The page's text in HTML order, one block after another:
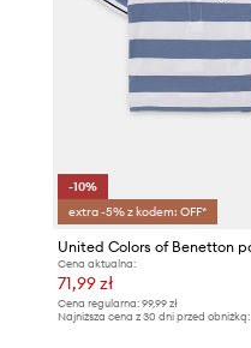
-10%
extra -5% z kodem: OFF*
Cena aktualna:
71,99 zł
Cena regularna: 99,99 zł
Najniższa cena z 30 dni przed obniżką: